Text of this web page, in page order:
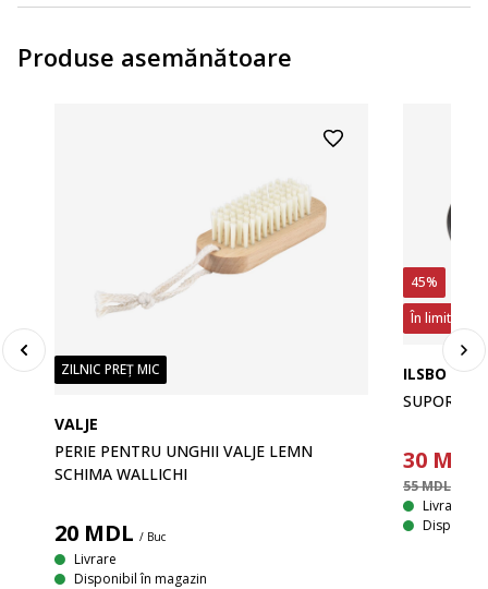
Produse asemănătoare
ZILNIC PREȚ MIC
VALJE
PERIE PENTRU UNGHII VALJE LEMN
SCHIMA WALLICHI
20MDL / Buc
Livrare
Disponibil în magazin
45%
În limita
ILSBO
SUPORT
30MDL
55 MDL
Livrare
Disponibil